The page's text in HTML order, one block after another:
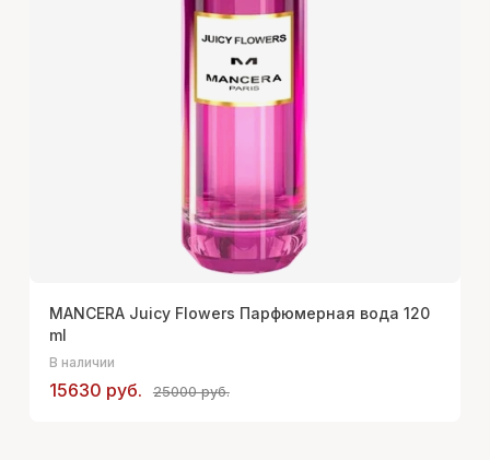
MANCERA Juicy Flowers Парфюмерная вода 120
ml
В наличии
15630 руб. 25000 руб.